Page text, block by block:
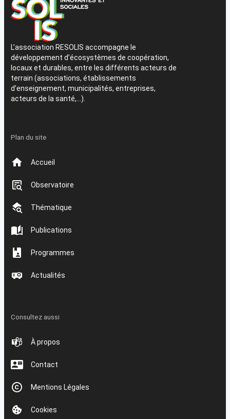
L’association RESOLIS accompagne le
développement d’écosystèmes de coopération,
locaux et durables, entre les différents acteurs de
terrain (associations, établissements
d’enseignement, municipalités, entreprises,
acteurs de la santé,…).
Plan du site
Accueil
Observatoire
Thématique
Publications
Programmes
Actualités
Consultez aussi
À propos
Contact
Mentions Légales
Cookies